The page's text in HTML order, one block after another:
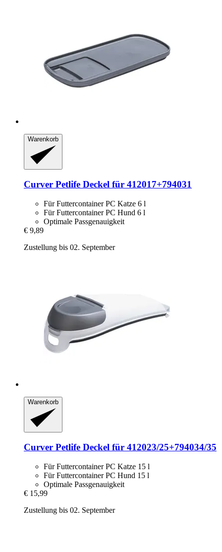
Warenkorb
Curver Petlife Deckel für 412017+794031
Für Futtercontainer PC Katze 6 l
Für Futtercontainer PC Hund 6 l
Optimale Passgenauigkeit
€ 9,89
Zustellung bis 02. September
Warenkorb
Curver Petlife Deckel für 412023/25+794034/35
Für Futtercontainer PC Katze 15 l
Für Futtercontainer PC Hund 15 l
Optimale Passgenauigkeit
€ 15,99
Zustellung bis 02. September